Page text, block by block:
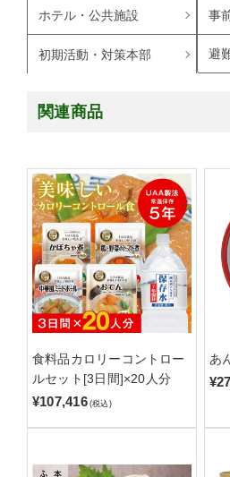
ホテル・公共施設 事
初期活動・対策本部 避
関連商品
食料品カロリーコントロー
ルセット[3日間]×20人分
¥107,416 (税込)
あ